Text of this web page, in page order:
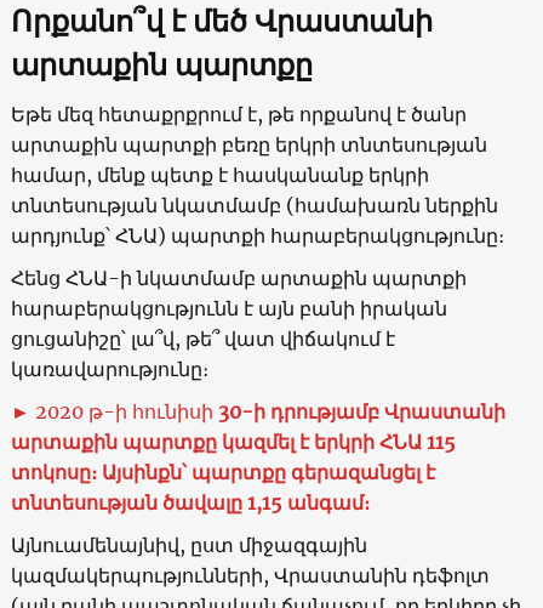
Որքանո՞վ է մեծ Վրաստանի
արտաքին պարտքը
Եթե մեզ հետաքրքրում է, թե որքանով է ծանր
արտաքին պարտքի բեռը երկրի տնտեսության
համար, մենք պետք է հասկանանք երկրի
տնտեսության նկատմամբ (համախառն ներքին
արդյունք՝ ՀՆԱ) պարտքի հարաբերակցությունը։
Հենց ՀՆԱ-ի նկատմամբ արտաքին պարտքի
հարաբերակցությունն է այն բանի իրական
ցուցանիշը՝ լա՞վ, թե՞ վատ վիճակում է
կառավարությունը։
► 2020 թ-ի հունիսի 30-ի դրությամբ Վրաստանի
արտաքին պարտքը կազմել է երկրի ՀՆԱ115
տոկոսը։ Այսինքն՝ պարտքը գերազանցել է
տնտեսության ծավալը 1,15 անգամ։
Այնուամենայնիվ, ըստ միջազգային
կազմակերպությունների, Վրաստանին դեֆոլտ